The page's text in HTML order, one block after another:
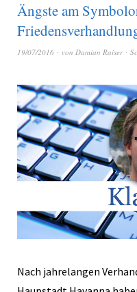
Ängste am
19/07/2016 von Damian Raiser
Nach jahrelangen